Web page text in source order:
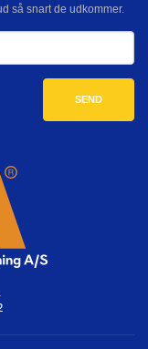
så snart de udkommer.